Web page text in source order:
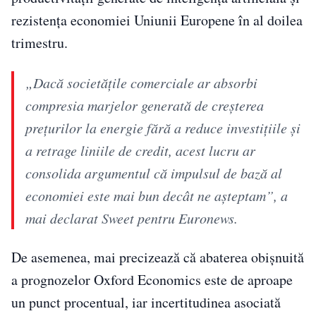
rezistența economiei Uniunii Europene în al doilea
trimestru.
„Dacă societățile comerciale ar absorbi
compresia marjelor generată de creșterea
prețurilor la energie fără a reduce investițiile și
a retrage liniile de credit, acest lucru ar
consolida argumentul că impulsul de bază al
economiei este mai bun decât ne așteptam”, a
mai declarat Sweet pentru Euronews.
De asemenea, mai precizează că abaterea obișnuită
a prognozelor Oxford Economics este de aproape
un punct procentual, iar incertitudinea asociată